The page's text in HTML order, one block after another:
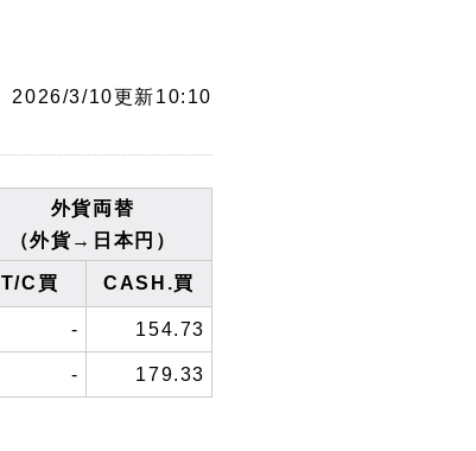
2026/3/10更新10:10
外貨両替
（外貨→日本円）
T/C買 CASH.買
- 154.73
- 179.33